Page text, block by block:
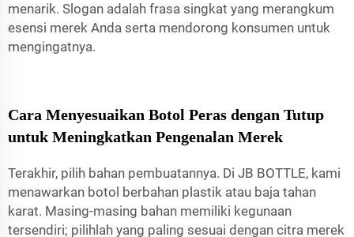
menarik. Slogan adalah frasa singkat yang merangkum
esensi merek Anda serta mendorong konsumen untuk
mengingatnya.
Cara Menyesuaikan Botol Peras dengan Tutup
untuk Meningkatkan Pengenalan Merek
Terakhir, pilih bahan pembuatannya. Di JB BOTTLE, kami
menawarkan botol berbahan plastik atau baja tahan
karat. Masing-masing bahan memiliki kegunaan
tersendiri; pilihlah yang paling sesuai dengan citra merek